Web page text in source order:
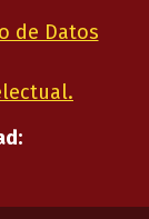
de Datos